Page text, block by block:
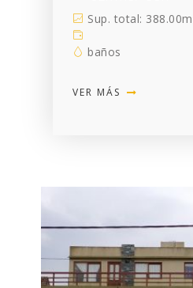
Sup. total:
baños
VER MÁS